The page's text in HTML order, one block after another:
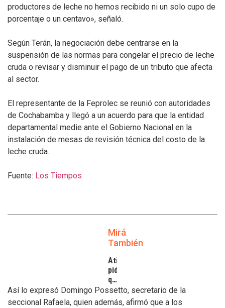
productores de leche no hemos recibido ni un solo cupo de
porcentaje o un centavo», señaló.
Según Terán, la negociación debe centrarse en la
suspensión de las normas para congelar el precio de leche
cruda o revisar y disminuir el pago de un tributo que afecta
al sector.
El representante de la Feprolec se reunió con autoridades
de Cochabamba y llegó a un acuerdo para que la entidad
departamental medie ante el Gobierno Nacional en la
instalación de mesas de revisión técnica del costo de la
leche cruda.
Fuente: Los Tiempos
Mirá
También
Atilra
pide
que
se
atiendan
Así lo expresó Domingo Possetto, secretario de la
seccional Rafaela, quien además, afirmó que a los